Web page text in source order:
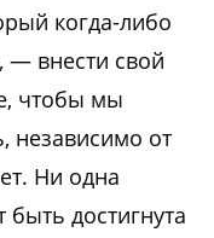
когда-либо
— внести свой
чтобы мы
независимо от
Ни одна
достигнута